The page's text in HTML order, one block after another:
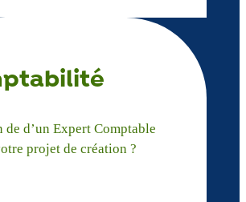
de d’un Expert Comptable
projet de création ?